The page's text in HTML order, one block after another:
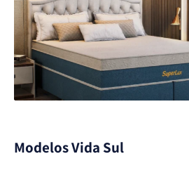
Modelos Vida Sul